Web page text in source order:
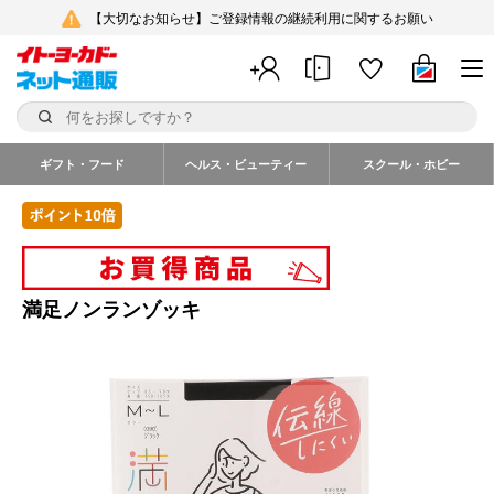
【大切なお知らせ】ご登録情報の継続利用に関するお願い
ギフト・フード ヘルス・ビューティー スクール・ホビー
満足ノンランゾッキ